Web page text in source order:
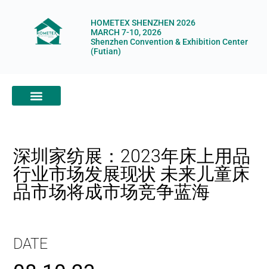
HOMETEX SHENZHEN 2026
MARCH 7-10, 2026
Shenzhen Convention & Exhibition Center
(Futian)
深圳家纺展：2023年床上用品
行业市场发展现状 未来儿童床
品市场将成市场竞争蓝海
DATE